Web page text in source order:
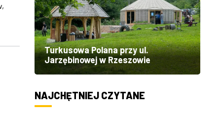
Turkusowa Polana przy ul.
Jarzębinowej w Rzeszowie
NAJCHĘTNIEJ CZYTANE